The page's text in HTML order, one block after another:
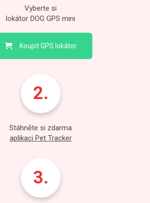
Vyberte si
lokátor DOG GPS mini
Koupit GPS lokátor
Stáhněte si zdarma
aplikaci Pet Tracker